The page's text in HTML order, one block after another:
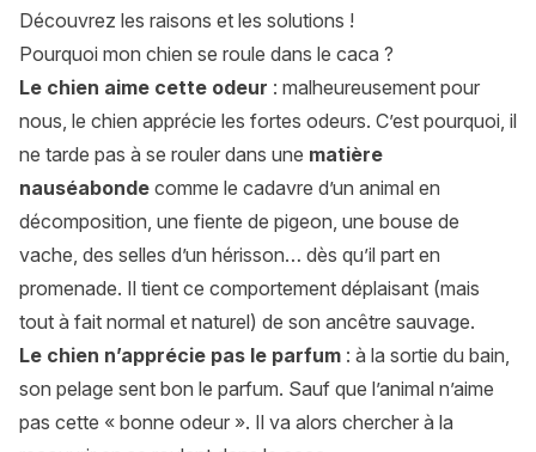
Découvrez les raisons et les solutions !
Pourquoi mon chien se roule dans le caca ?
Le chien aime cette odeur : malheureusement pour
nous, le chien apprécie les fortes odeurs. C’est pourquoi, il
ne tarde pas à se rouler dans une matière
nauséabonde comme le cadavre d’un animal en
décomposition, une fiente de pigeon, une bouse de
vache, des selles d’un hérisson… dès qu’il part en
promenade. Il tient ce comportement déplaisant (mais
tout à fait normal et naturel) de son ancêtre sauvage.
Le chien n’apprécie pas le parfum : à la sortie du bain,
son pelage sent bon le parfum. Sauf que l’animal n’aime
pas cette « bonne odeur ». Il va alors chercher à la